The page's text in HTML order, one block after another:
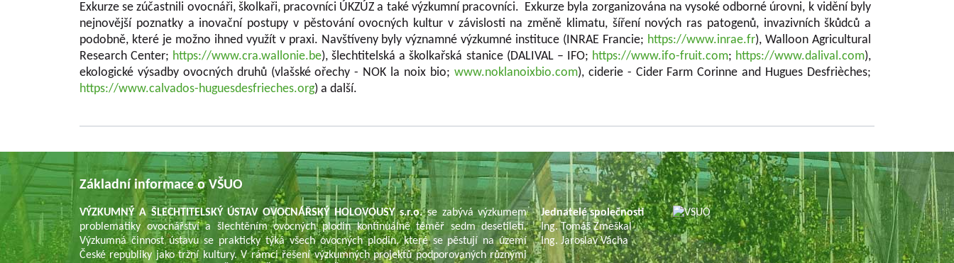
Exkurze se zúčastnili ovocnáři, školkaři, pracovníci ÚKZÚZ a také výzkumní pracovníci. Exkurze byla zorganizována na vysoké odborné úrovni, k vidění byly
nejnovější poznatky a inovační postupy v pěstování ovocných kultur v závislosti na změně klimatu, šíření nových ras patogenů, invazivních škůdců a
podobně, které je možno ihned využít v praxi. Navštíveny byly významné výzkumné instituce (INRAE Francie; https://www.inrae.fr), Walloon Agricultural
Research Center; https://www.cra.wallonie.be), šlechtitelská a školkařská stanice (DALIVAL – IFO; https://www.ifo-fruit.com; https://www.dalival.com),
ekologické výsadby ovocných druhů (vlašské ořechy - NOK la noix bio; www.noklanoixbio.com), ciderie - Cider Farm Corinne and Hugues Desfrièches;
https://www.calvados-huguesdesfrieches.org) a další.
Základní informace o VŠUO
VÝZKUMNÝ A ŠLECHTITELSKÝ ÚSTAV OVOCNÁŘSKÝ HOLOVOUSY s.r.o.se zabývá výzkumem
problematiky ovocnářství a šlechtěním ovocných plodin kontinuálně téměř sedm desetiletí.
Výzkumná činnost ústavu se prakticky týká všech ovocných plodin, které se pěstují na území
České republiky jako tržní kultury. V rámci řešení výzkumných projektů podporovaných různými
Jednatelé společnosti
Ing. Tomáš Zmeškal
Ing. Jaroslav Vácha